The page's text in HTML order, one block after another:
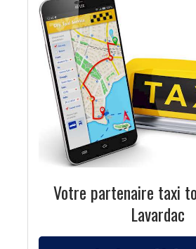
Votre partenaire taxi
Lavardac